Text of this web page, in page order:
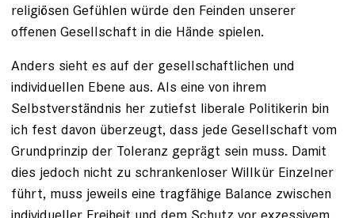
religiösen Gefühlen würde den Feinden unserer
offenen Gesellschaft in die Hände spielen.
Anders sieht es auf der gesellschaftlichen und
individuellen Ebene aus. Als eine von ihrem
Selbstverständnis her zutiefst liberale Politikerin bin
ich fest davon überzeugt, dass jede Gesellschaft vom
Grundprinzip der Toleranz geprägt sein muss. Damit
dies jedoch nicht zu schrankenloser Willkür Einzelner
führt, muss jeweils eine tragfähige Balance zwischen